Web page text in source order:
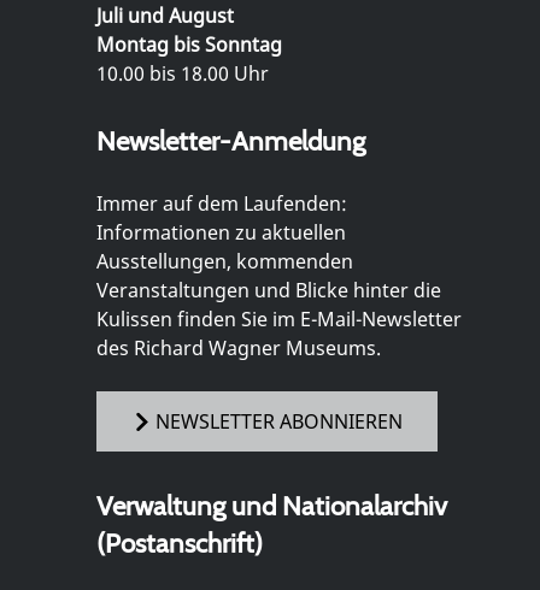
Juli und August
Montag bis Sonntag
10.00 bis 18.00 Uhr
Newsletter-Anmeldung
Immer auf dem Laufenden:
Informationen zu aktuellen
Ausstellungen, kommenden
Veranstaltungen und Blicke hinter die
Kulissen finden Sie im E-Mail-Newsletter
des Richard Wagner Museums.
NEWSLETTER ABONNIEREN
Verwaltung und Nationalarchiv
(Postanschrift)